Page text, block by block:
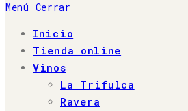
Menú Cerrar
Inicio
Tienda online
Vinos
La Trifulca
Ravera